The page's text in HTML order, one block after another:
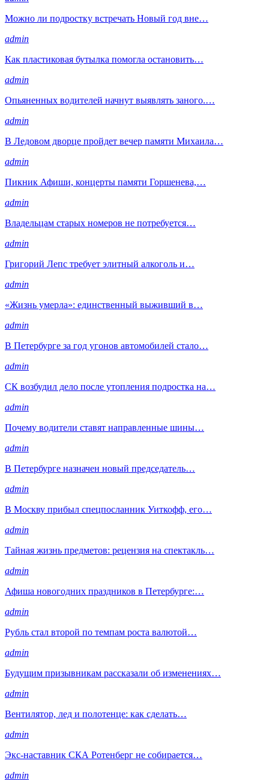
Можно ли подростку встречать Новый год вне…
admin
Как пластиковая бутылка помогла остановить…
admin
Опьяненных водителей начнут выявлять заного.…
admin
В Ледовом дворце пройдет вечер памяти Михаила…
admin
Пикник Афиши, концерты памяти Горшенева,…
admin
Владельцам старых номеров не потребуется…
admin
Григорий Лепс требует элитный алкоголь и…
admin
«Жизнь умерла»: единственный выживший в…
admin
В Петербурге за год угонов автомобилей стало…
admin
СК возбудил дело после утопления подростка на…
admin
Почему водители ставят направленные шины…
admin
В Петербурге назначен новый председатель…
admin
В Москву прибыл спецпосланник Уиткофф, его…
admin
Тайная жизнь предметов: рецензия на спектакль…
admin
Афиша новогодних праздников в Петербурге:…
admin
Рубль стал второй по темпам роста валютой…
admin
Будущим призывникам рассказали об изменениях…
admin
Вентилятор, лед и полотенце: как сделать…
admin
Экс-наставник СКА Ротенберг не собирается…
admin